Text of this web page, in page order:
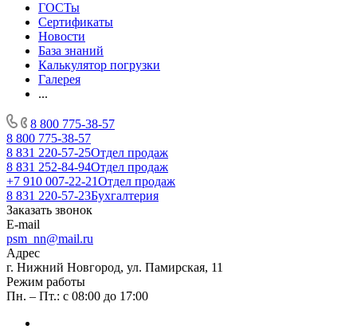
ГОСТы
Сертификаты
Новости
База знаний
Калькулятор погрузки
Галерея
...
8 800 775-38-57
8 800 775-38-57
8 831 220-57-25Отдел продаж
8 831 252-84-94Отдел продаж
+7 910 007-22-21Отдел продаж
8 831 220-57-23Бухгалтерия
Заказать звонок
E-mail
psm_nn@mail.ru
Адрес
г. Нижний Новгород, ул. Памирская, 11
Режим работы
Пн. – Пт.: с 08:00 до 17:00